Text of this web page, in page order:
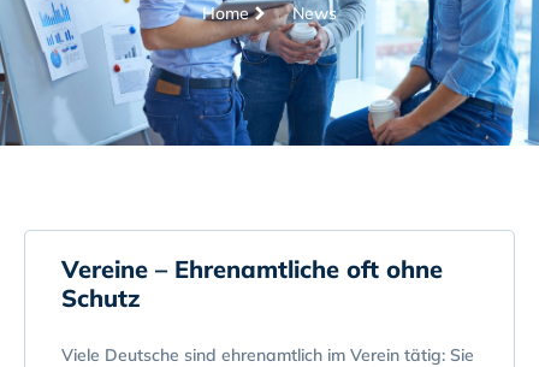
Home News
Vereine – Ehrenamtliche oft ohne
Schutz
Viele Deutsche sind ehrenamtlich im Verein tätig: Sie